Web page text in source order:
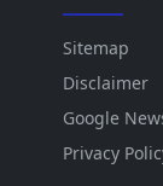
Sitemap
Disclaimer
Google
Privacy